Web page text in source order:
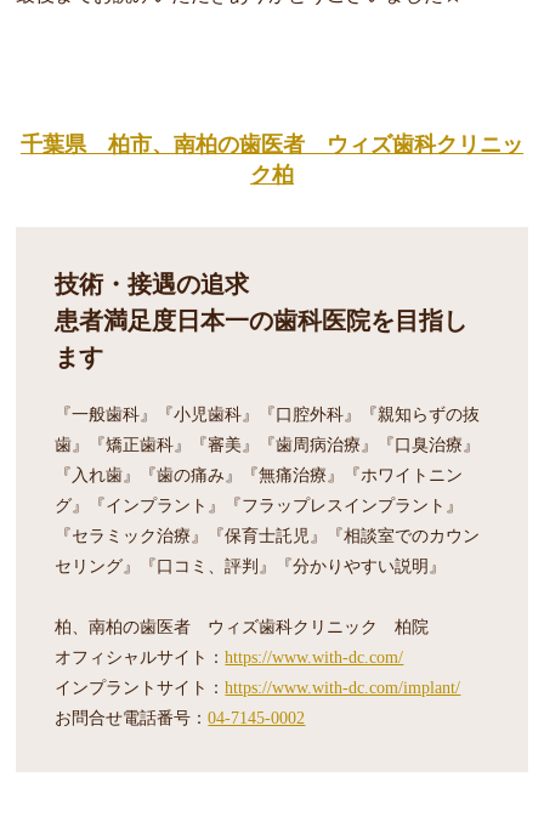
千葉県 柏市、南柏の歯医者 ウィズ歯科クリニッ
ク柏
技術・接遇の追求
患者満足度日本一の歯科医院を目指し
ます
『一般歯科』『小児歯科』『口腔外科』『親知らずの抜
歯』『矯正歯科』『審美』『歯周病治療』『口臭治療』
『入れ歯』『歯の痛み』『無痛治療』『ホワイトニン
グ』『インプラント』『フラップレスインプラント』
『セラミック治療』『保育士託児』『相談室でのカウン
セリング』『口コミ、評判』『分かりやすい説明』
柏、南柏の歯医者 ウィズ歯科クリニック 柏院
オフィシャルサイト：https://www.with-dc.com/
インプラントサイト：https://www.with-dc.com/implant/
お問合せ電話番号：04-7145-0002